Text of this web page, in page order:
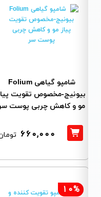
شامپو گیاهی Folium
بیونیج-مخصوص تقویت پیاز
مو و کاهش چربی پوست سر
660,000 تومان
10%